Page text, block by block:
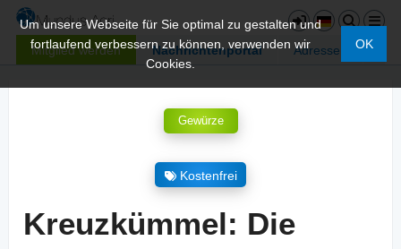
Mitglied werden Nachrichtenportal Adressen
Um unsere Webseite für Sie optimal zu gestalten und
fortlaufend verbessern zu können, verwenden wir
Cookies.
OK
Gewürze
Kostenfrei
Kreuzkümmel: Die